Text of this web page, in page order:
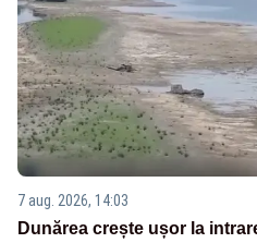
7 aug. 2026, 14:03
Dunărea crește ușor la